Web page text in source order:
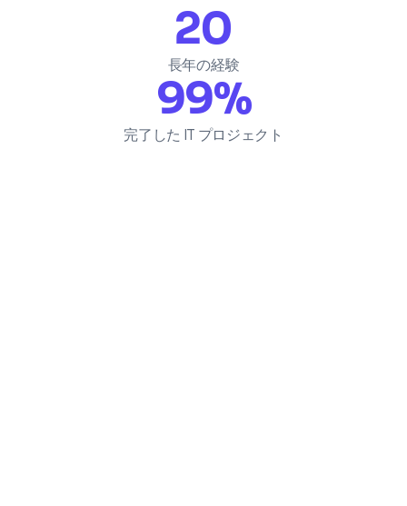
20
長年の経験
99%
完了した IT プロジェクト